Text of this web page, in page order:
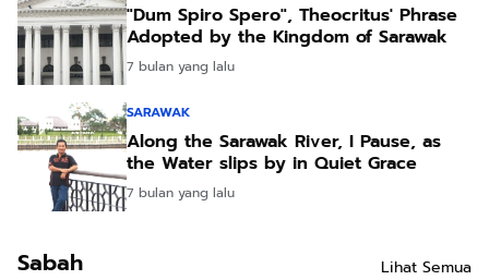
"Dum Spiro Spero", Theocritus' Phrase
Adopted by the Kingdom of Sarawak
7 bulan yang lalu
SARAWAK
Along the Sarawak River, I Pause, as
the Water slips by in Quiet Grace
7 bulan yang lalu
Sabah Lihat Semua